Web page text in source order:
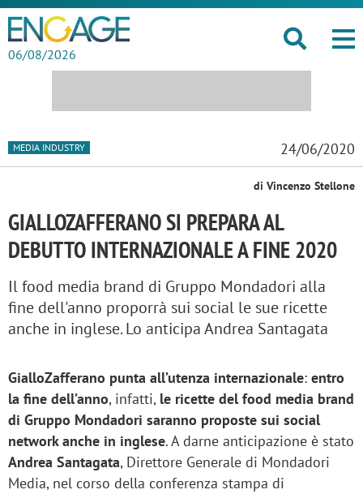
06/08/2026
MEDIA INDUSTRY 24/06/2020
di Vincenzo Stellone
GIALLOZAFFERANO SI PREPARA AL
DEBUTTO INTERNAZIONALE A FINE 2020
Il food media brand di Gruppo Mondadori alla
fine dell'anno proporrà sui social le sue ricette
anche in inglese. Lo anticipa Andrea Santagata
GialloZafferano punta all’utenza internazionale: entro
la fine dell’anno, infatti, le ricette del food media brand
di Gruppo Mondadori saranno proposte sui social
network anche in inglese. A darne anticipazione è stato
Andrea Santagata, Direttore Generale di Mondadori
Media, nel corso della conferenza stampa di